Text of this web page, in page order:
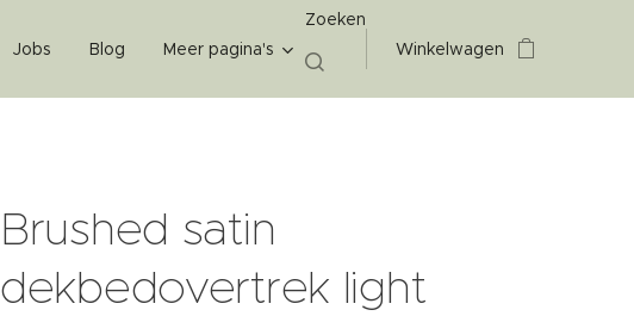
Jobs Blog Meer pagina's
Zoeken
Winkelwagen
Brushed satin
dekbedovertrek light